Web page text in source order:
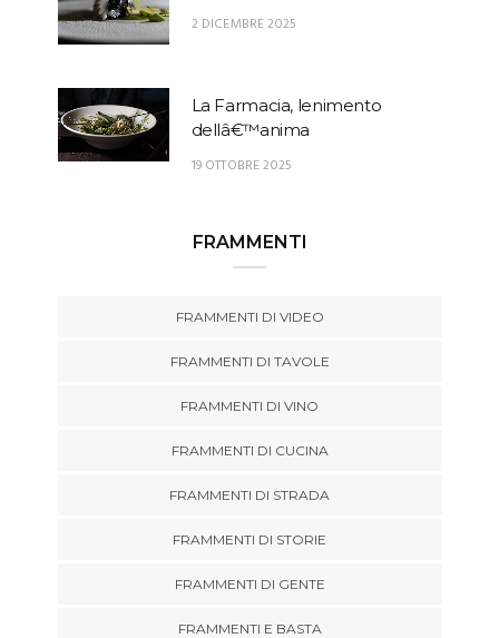
2 DICEMBRE 2025
La Farmacia, lenimento
dellâ€™anima
19 OTTOBRE 2025
FRAMMENTI
FRAMMENTI DI VIDEO
FRAMMENTI DI TAVOLE
FRAMMENTI DI VINO
FRAMMENTI DI CUCINA
FRAMMENTI DI STRADA
FRAMMENTI DI STORIE
FRAMMENTI DI GENTE
FRAMMENTI E BASTA